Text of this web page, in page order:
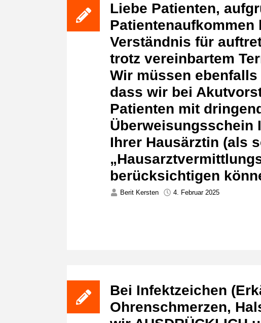
Liebe Patienten,
Patientenaufkommen
Verständnis für
trotz vereinbartem
Wir müssen
dass wir bei
Patienten mit
Überweisungsschein
Ihrer Hausärztin (als
berücksichtigen
Berit Kersten 4. Februar 2025
Bei Infektzeichen
Ohrenschmerzen,